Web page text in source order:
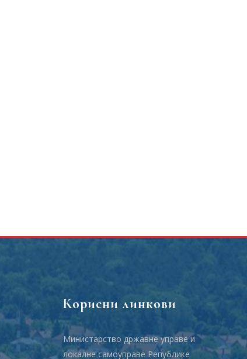
Корисни линкови
Министарство државне управе и
локалне самоуправе Републике